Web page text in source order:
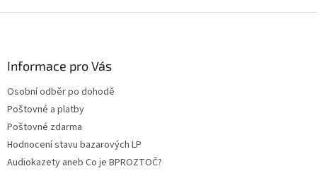
Informace pro Vás
Osobní odběr po dohodě
Poštovné a platby
Poštovné zdarma
Hodnocení stavu bazarových LP
Audiokazety aneb Co je BPROZTOČ?